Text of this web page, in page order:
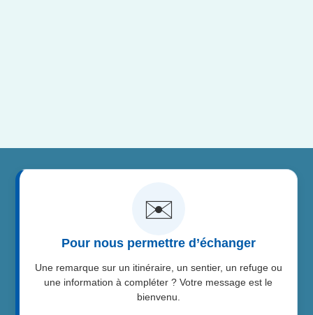
✉️
Pour nous permettre d’échanger
Une remarque sur un itinéraire, un sentier, un refuge ou
une information à compléter ? Votre message est le
bienvenu.